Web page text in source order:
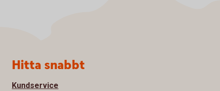
Sidfot
Hitta snabbt
Kundservice